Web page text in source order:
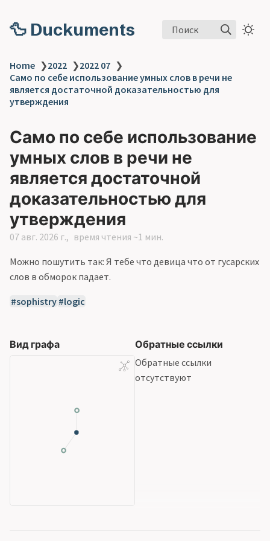
🦆 Duckuments Поиск
Home ❯2022 ❯2022 07 ❯
Само по себе использование умных слов в речи не
является достаточной доказательностью для
утверждения
Само по себе использование
умных слов в речи не
является достаточной
доказательностью для
утверждения
07 авг. 2026 г. время чтения ~1 мин.
Можно пошутить так: Я тебе что девица что от гусарских
слов в обморок падает.
sophistry logic
Вид графа
Обратные ссылки
Обратные ссылки
отсутствуют